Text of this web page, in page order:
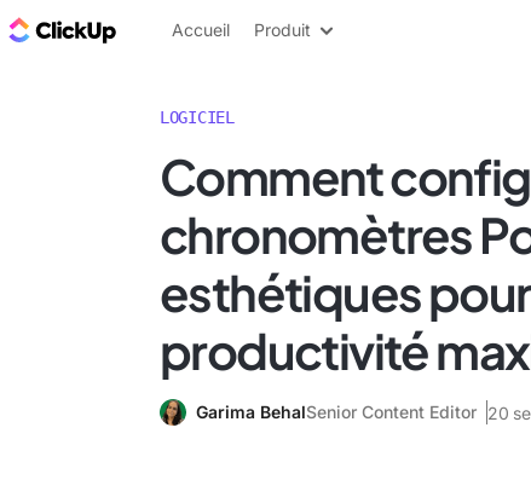
ClickUp Blog
Accueil Produit
LOGICIEL
Comment
chronomètres
esthétiques
productivité
Garima BehalSenior Content Editor 20